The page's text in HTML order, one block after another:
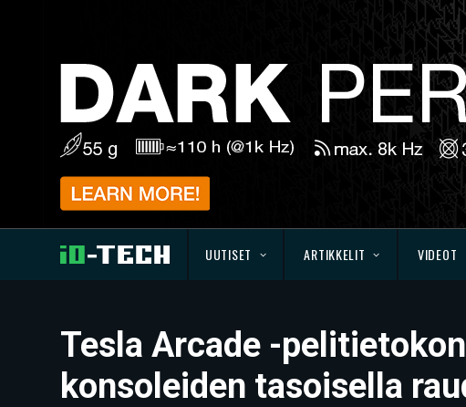
UUTISET ARTIKKELIT VIDEOT
Tesla Arcade -
konsoleiden tasoisella